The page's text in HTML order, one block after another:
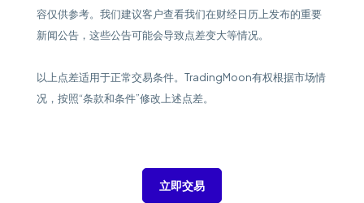
容仅供参考。我们建议客户查看我们在财经日历上发布的重要
新闻公告，这些公告可能会导致点差变大等情况。
以上点差适用于正常交易条件。TradingMoon有权根据市场情
况，按照“条款和条件”修改上述点差。
立即交易